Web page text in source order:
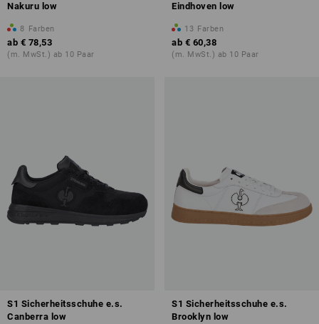
Nakuru low
8 Farben
ab € 78,53
(m. MwSt.) ab 10 Paar
Eindhoven low
13 Farben
ab € 60,38
(m. MwSt.) ab 10 Paar
S1 Sicherheitsschuhe e.s.
Canberra low
S1 Sicherheitsschuhe e.s.
Brooklyn low